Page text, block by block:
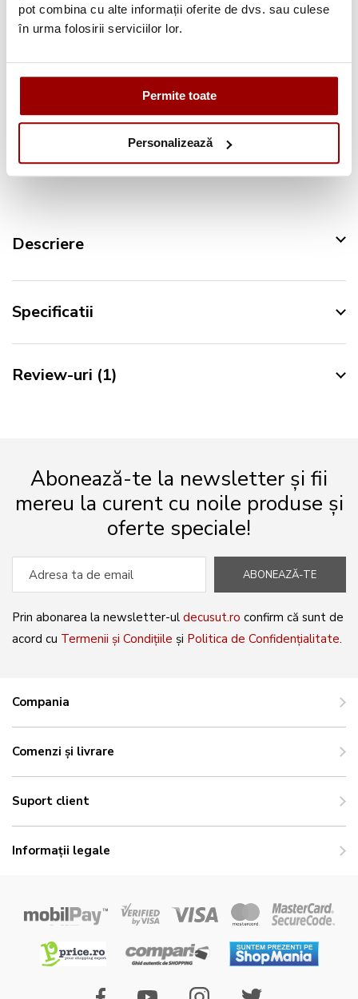
pot combina cu alte informații oferite de dvs. sau culese
în urma folosirii serviciilor lor.
Permite toate
Personalizează
Deschidere coletla livrare
Retur in 14 zile
Descriere
Specificatii
Review-uri 1
Abonează-te la newsletter și fii
mereu la curent cu noile produse și
oferte speciale!
ABONEAZĂ-TE
Prin abonarea la newsletter-ul decusut.ro confirm că sunt de
acord cu Termenii și Condițiile și Politica de Confidențialitate.
Compania
Comenzi și livrare
Suport client
Informații legale